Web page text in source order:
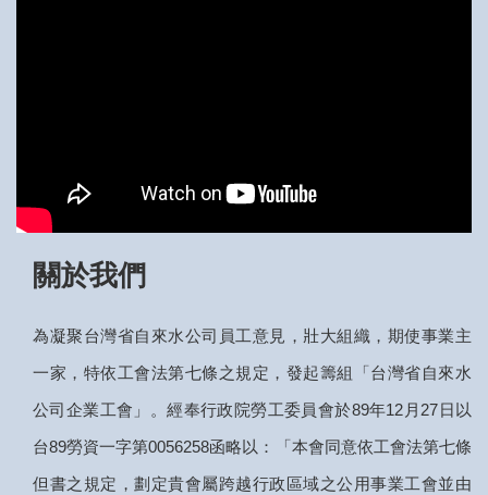
關於我們
為凝聚台灣省自來水公司員工意見，壯大組織，期使事業主
一家，特依工會法第七條之規定，發起籌組「台灣省自來水
公司企業工會」。經奉行政院勞工委員會於89年12月27日以
台89勞資一字第0056258函略以：「本會同意依工會法第七條
但書之規定，劃定貴會屬跨越行政區域之公用事業工會並由